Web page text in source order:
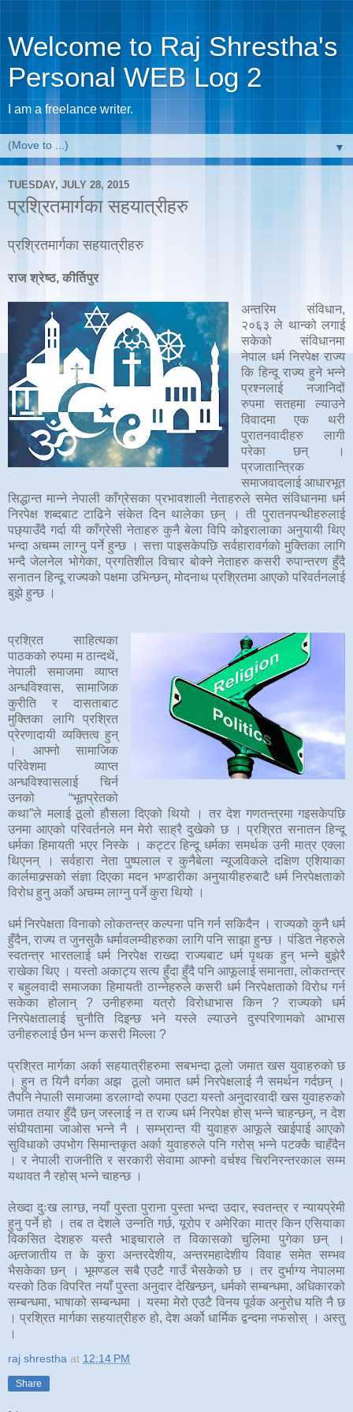
Welcome to Raj Shrestha's
Personal WEB Log 2
I am a freelance writer.
▼
TUESDAY, JULY 28, 2015
प्रश्रितमार्गका सहयात्रीहरु
प्रश्रितमार्गका सहयात्रीहरु
राज श्रेष्ठ, कीर्तिपुर
अन्तरिम संविधान,
२०६३ ले थान्को लगाई
सकेको संविधानमा
नेपाल धर्म निरपेक्ष राज्य
कि हिन्दू राज्य हुने भन्ने
प्रश्नलाई नजानिदों
रुपमा सतहमा ल्याउने
विवादमा एक थरी
पुरातनवादीहरु लागी
परेका छन् ।
प्रजातान्त्रिक
समाजवादलाई आधारभूत
सिद्धान्त मान्ने नेपाली काँग्रेसका प्रभावशाली नेताहरुले समेत संविधानमा धर्म
निरपेक्ष शब्दबाट टाढिने संकेत दिन थालेका छन् । ती पुरातनपन्थीहरुलाई
पछ्याउँदै गर्दा यी काँग्रेसी नेताहरु कुनै बेला विपि कोइरालाका अनुयायी थिए
भन्दा अचम्म लाग्नु पर्ने हुन्छ । सत्ता पाइसकेपछि सर्वहारावर्गको मुक्तिका लागि
भन्दै जेलनेल भोगेका, प्रगतिशील विचार बोक्ने नेताहरु कसरी रुपान्तरण हुँदै
सनातन हिन्दू राज्यको पक्षमा उभिन्छन्, मोदनाथ प्रश्रितमा आएको परिवर्तनलाई
बुझे हुन्छ ।
प्रश्रित साहित्यका
पाठकको रुपमा म ठान्दथें,
नेपाली समाजमा व्याप्त
अन्धविश्वास, सामाजिक
कुरीति र दासताबाट
मुक्तिका लागि प्रश्रित
प्रेरणादायी व्यक्तित्व हुन्
। आफ्नो सामाजिक
परिवेशमा व्याप्त
अन्धविश्वासलाई चिर्न
उनको “भूतप्रेतको
कथा”ले मलाई ठूलो हौसला दिएको थियो । तर देश गणतन्त्रमा गइसकेपछि
उनमा आएको परिवर्तनले मन मेरो साह्रै दुखेको छ । प्रश्रित सनातन हिन्दू
धर्मका हिमायती भएर निस्के । कट्टर हिन्दू धर्मका समर्थक उनी मात्र एक्ला
थिएनन् । सर्वहारा नेता पुष्पलाल र कुनैबेला न्यूजविकले दक्षिण एशियाका
कार्लमाक्र्सको संज्ञा दिएका मदन भण्डारीका अनुयायीहरुबाटै धर्म निरपेक्षताको
विरोध हुनु अर्को अचम्म लाग्नु पर्ने कुरा थियो ।
धर्म निरपेक्षता विनाको लोकतन्त्र कल्पना पनि गर्न सकिदैन । राज्यको कुनै धर्म
हुँदैन, राज्य त जुनसुकै धर्मावलम्वीहरुका लागि पनि साझा हुन्छ । पंडित नेहरुले
स्वतन्त्र भारतलाई धर्म निरपेक्ष राख्दा राज्यबाट धर्म पृथक हुन् भन्ने बुझेरै
राखेका थिए । यस्तो अकाट्य सत्य हुँदा हुँदै पनि आफूलाई समानता, लोकतन्त्र
र बहुलवादी समाजका हिमायती ठान्नेहरुले कसरी धर्म निरपेक्षताको विरोध गर्न
सकेका होलान् ? उनीहरुमा यत्रो विरोधाभास किन ? राज्यको धर्म
निरपेक्षतालाई चुनौति दिइन्छ भने यस्ले ल्याउने दुस्परिणामको आभास
उनीहरुलाई छैन भन्न कसरी मिल्ला ?
प्रश्रित मार्गका अर्का सहयात्रीहरुमा सबभन्दा ठूलो जमात खस युवाहरुको छ
। हुन त यिनै वर्गका अझ ठूलो जमात धर्म निरपेक्षलाई नै समर्थन गर्दछन् ।
तैपनि नेपाली समाजमा डरलाग्दो रुपमा एउटा यस्तो अनुदारवादी खस युवाहरुको
जमात तयार हुँदै छन् जस्लाई न त राज्य धर्म निरपेक्ष होस् भन्ने चाहन्छन्, न देश
संघीयतामा जाओस भन्ने नै । सम्भ्रान्त यी युवाहरु आफूले खाईपाई आएको
सुविधाको उपभोग सिमान्तकृत अर्का युवाहरुले पनि गरोस् भन्ने पटक्कै चाहँदैन
। र नेपाली राजनीति र सरकारी सेवामा आफ्नो वर्चश्व चिरनिरन्तरकाल सम्म
यथावत नै रहोस् भन्ने चाहन्छ ।
लेख्दा दुःख लाग्छ, नयाँ पुस्ता पुराना पुस्ता भन्दा उदार, स्वतन्त्र र न्यायप्रेमी
हुनु पर्ने हो । तब त देशले उन्नति गर्छ, यूरोप र अमेरिका मात्र किन एसियाका
विकसित देशहरु यस्तै भाइचाराले त विकासको चुलिमा पुगेका छन् ।
अन्र्तजातीय त के कुरा अन्तरदेशीय, अन्तरमहादेशीय विवाह समेत सम्भव
भैसकेका छन् । भूमण्डल सबै एउटै गाउँ भैसकेको छ । तर दुर्भाग्य नेपालमा
यस्को ठिक विपरित नयाँ पुस्ता अनुदार देखिन्छन्, धर्मको सम्बन्धमा, अधिकारको
सम्बन्धमा, भाषाको सम्बन्धमा । यस्मा मेरो एउटै विनय पूर्वक अनुरोध यति नै छ
। प्रश्रित मार्गका सहयात्रीहरु हो, देश अर्को धार्मिक द्वन्दमा नफसोस् । अस्तु
।
raj shrestha at 12:14 PM
Share